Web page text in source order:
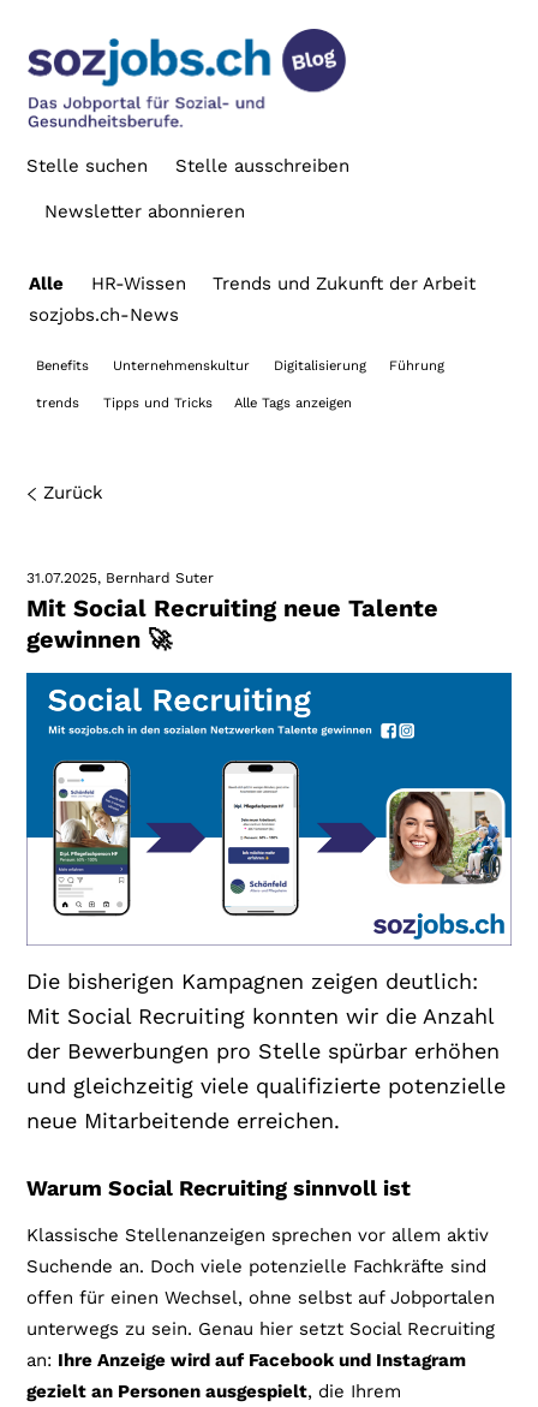
Stelle ausschreiben
Stelle suchen
Newsletter abonnieren
Alle HR-Wissen
Trends und Zukunft der Arbeit
sozjobs.ch-News
Benefits Unternehmenskultur Digitalisierung Führung
trends Tipps und Tricks Alle Tags anzeigen
Zurück
31.07.2025 Bernhard Suter
Mit Social Recruiting neue Talente
gewinnen 🚀
Die bisherigen Kampagnen zeigen deutlich:
Mit Social Recruiting konnten wir die Anzahl
der Bewerbungen pro Stelle spürbar erhöhen
und gleichzeitig viele qualifizierte potenzielle
neue Mitarbeitende erreichen.
Warum Social Recruiting sinnvoll ist
Klassische Stellenanzeigen sprechen vor allem aktiv
Suchende an. Doch viele potenzielle Fachkräfte sind
offen für einen Wechsel, ohne selbst auf Jobportalen
unterwegs zu sein. Genau hier setzt Social Recruiting
an: Ihre Anzeige wird auf Facebook und Instagram
gezielt an Personen ausgespielt, die Ihrem